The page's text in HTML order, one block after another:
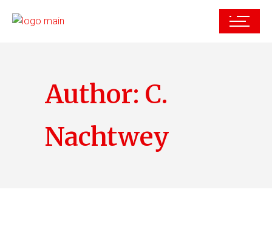
Author: C.
Nachtwey